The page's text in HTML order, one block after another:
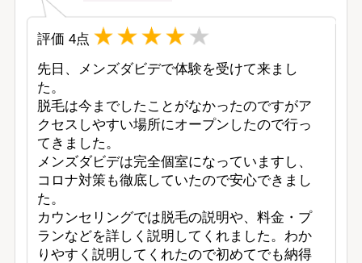
評価 4点
先日、メンズダビデで体験を受けて来まし
た。
脱毛は今までしたことがなかったのですがア
クセスしやすい場所にオープンしたので行っ
てきました。
メンズダビデは完全個室になっていますし、
コロナ対策も徹底していたので安心できまし
た。
カウンセリングでは脱毛の説明や、料金・プ
ランなどを詳しく説明してくれました。わか
りやすく説明してくれたので初めてでも納得